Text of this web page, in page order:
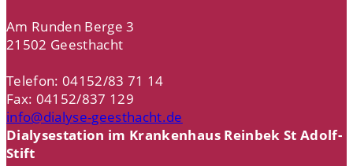
Am Runden Berge 3
21502 Geesthacht
Telefon: 04152/83 71 14
Fax: 04152/837 129
info@dialyse-geesthacht.de
Dialysestation im Krankenhaus Reinbek St Adolf-
Stift